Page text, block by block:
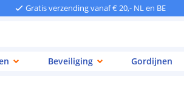
Gratis verzending vanaf € 20,- NL en BE
Beveiliging Gordijnen